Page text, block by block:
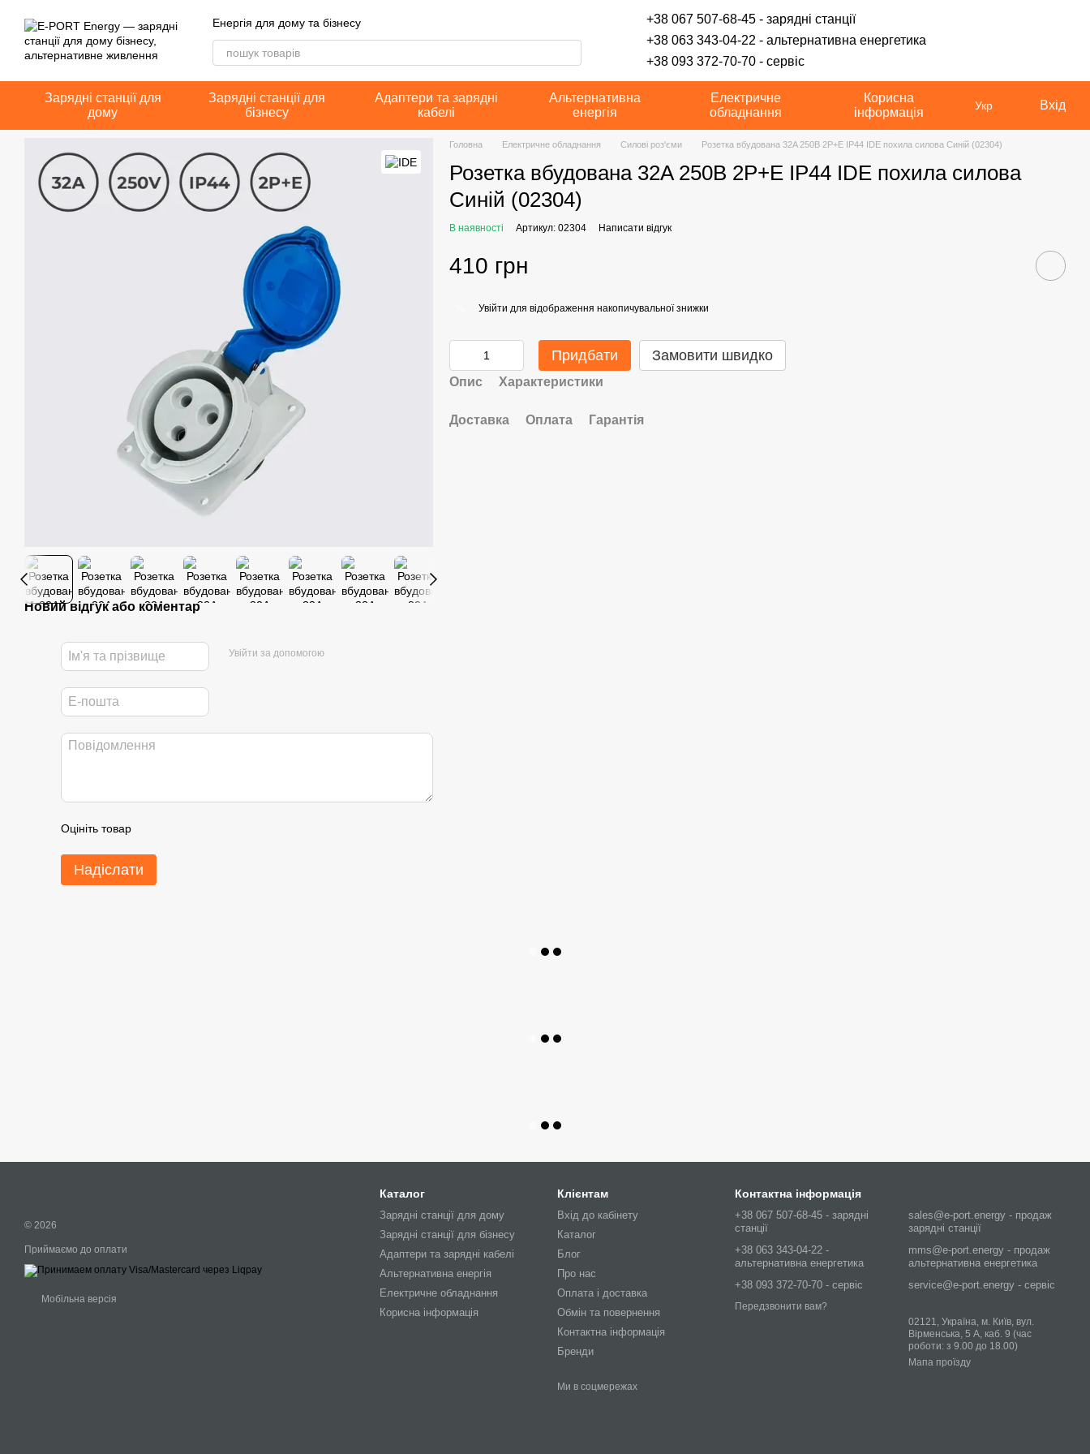
Енергія для дому та бізнесу
+38 067 507-68-45 - зарядні станції
+38 063 343-04-22 - альтернативна енергетика
+38 093 372-70-70 - сервіс
Зарядні станції для
дому
Зарядні станції для
бізнесу
Адаптери та зарядні
кабелі
Альтернативна
енергія
Електричне
обладнання
Корисна
інформація
Укр Вхід
Новий відгук або коментар
Увійти за допомогою
Оцініть товар
Надіслати
Головна Електричне обладнання Силові роз'єми Розетка вбудована 32A 250В 2P+E IP44 IDE похила силова Синій (02304)
Розетка вбудована 32A 250В 2P+E IP44 IDE похила силова
Синій (02304)
В наявності Артикул: 02304 Написати відгук
410 грн
Увійти для відображення накопичувальної знижки
Придбати Замовити швидко
Опис Характеристики
Доставка Оплата Гарантія
© 2026
Приймаємо до оплати
Мобільна версія
Каталог
Зарядні станції для дому
Зарядні станції для бізнесу
Адаптери та зарядні кабелі
Альтернативна енергія
Електричне обладнання
Корисна інформація
Клієнтам
Вхід до кабінету
Каталог
Блог
Про нас
Оплата і доставка
Обмін та повернення
Контактна інформація
Бренди
Ми в соцмережах
Контактна інформація
+38 067 507-68-45 - зарядні
станції
+38 063 343-04-22 -
альтернативна енергетика
+38 093 372-70-70 - сервіс
Передзвонити вам?
sales@e-port.energy - продаж
зарядні станції
mms@e-port.energy - продаж
альтернативна енергетика
service@e-port.energy - сервіс
02121, Україна, м. Київ, вул.
Вірменська, 5 А, каб. 9 (час
роботи: з 9.00 до 18.00)
Мапа проїзду